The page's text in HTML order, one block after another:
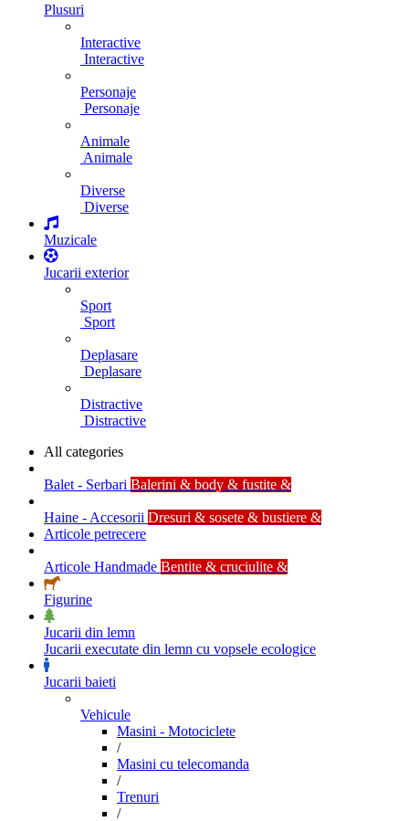
Plusuri
Interactive
Interactive
Personaje
Personaje
Animale
Animale
Diverse
Diverse
Muzicale
Jucarii exterior
Sport
Sport
Deplasare
Deplasare
Distractive
Distractive
All categories
Balet - Serbari Balerini & body & fustite &
Haine - Accesorii Dresuri & sosete & bustiere &
Articole petrecere
Articole Handmade Bentite & cruciulite &
Figurine
Jucarii din lemn
Jucarii executate din lemn cu vopsele ecologice
Jucarii baieti
Vehicule
Masini - Motociclete
/
Masini cu telecomanda
/
Trenuri
/